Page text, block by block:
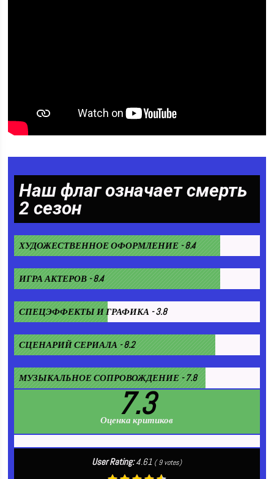
Наш флаг означает смерть
2 сезон
ХУДОЖЕСТВЕННОЕ ОФОРМЛЕНИЕ - 8.4
ИГРА АКТЕРОВ - 8.4
СПЕЦЭФФЕКТЫ И ГРАФИКА - 3.8
СЦЕНАРИЙ СЕРИАЛА - 8.2
МУЗЫКАЛЬНОЕ СОПРОВОЖДЕНИЕ - 7.8
7.3
Оценка критиков
User Rating:4.61 (9votes)